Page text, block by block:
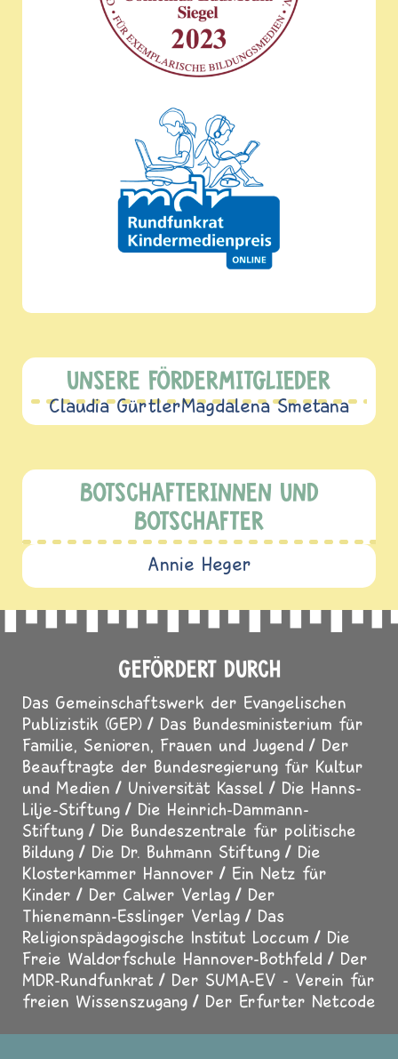
UNSERE FÖRDERMITGLIEDER
Claudia GürtlerMagdalena Smetana
BOTSCHAFTERINNEN UND
BOTSCHAFTER
Annie Heger
GEFÖRDERT DURCH
Das Gemeinschaftswerk der Evangelischen
Publizistik (GEP)
Das Bundesministerium für
Familie, Senioren, Frauen und Jugend
Der
Beauftragte der Bundesregierung für Kultur
und Medien
Universität Kassel
Die Hanns-
Lilje-Stiftung
Die Heinrich-Dammann-
Stiftung
Die Bundeszentrale für politische
Bildung
Die Dr. Buhmann Stiftung
Die
Klosterkammer Hannover
Ein Netz für
Kinder
Der Calwer Verlag
Der
Thienemann-Esslinger Verlag
Das
Religionspädagogische Institut Loccum
Die
Freie Waldorfschule Hannover-Bothfeld
Der
MDR-Rundfunkrat
Der SUMA-EV - Verein für
freien Wissenszugang
Der Erfurter Netcode